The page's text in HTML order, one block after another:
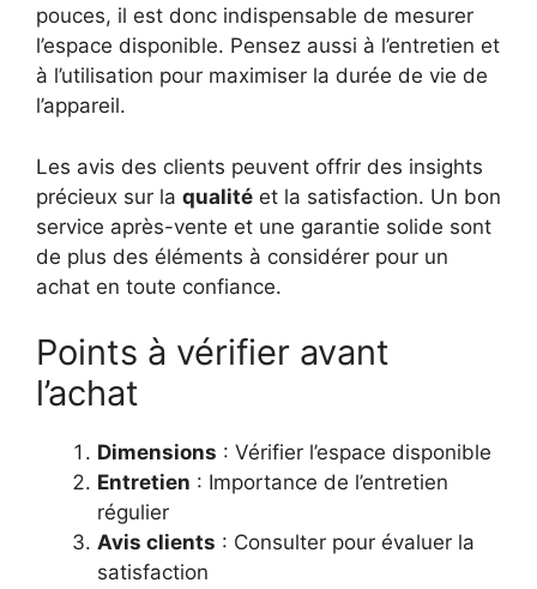
pouces, il est donc indispensable de mesurer
l’espace disponible. Pensez aussi à l’entretien et
à l’utilisation pour maximiser la durée de vie de
l’appareil.
Les avis des clients peuvent offrir des insights
précieux sur la qualité et la satisfaction. Un bon
service après-vente et une garantie solide sont
de plus des éléments à considérer pour un
achat en toute confiance.
Points à vérifier avant
l’achat
Dimensions : Vérifier l’espace disponible
Entretien : Importance de l’entretien
régulier
Avis clients : Consulter pour évaluer la
satisfaction